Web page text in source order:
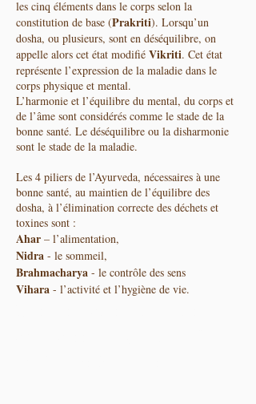
les cinq éléments dans le corps selon la
constitution de base (Prakriti). Lorsqu’un
dosha, ou plusieurs, sont en déséquilibre, on
appelle alors cet état modifié Vikriti. Cet état
représente l’expression de la maladie dans le
corps physique et mental.
L’harmonie et l’équilibre du mental, du corps et
de l’âme sont considérés comme le stade de la
bonne santé. Le déséquilibre ou la disharmonie
sont le stade de la maladie.
Les 4 piliers de l’Ayurveda, nécessaires à une
bonne santé, au maintien de l’équilibre des
dosha, à l’élimination correcte des déchets et
toxines sont :
Ahar – l’alimentation,
Nidra - le sommeil,
Brahmacharya - le contrôle des sens
Vihara - l’activité et l’hygiène de vie.